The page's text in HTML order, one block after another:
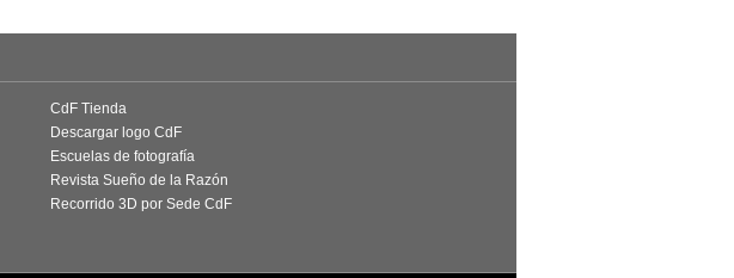
CdF Tienda
Descargar logo CdF
Escuelas de fotografía
Revista Sueño de la Razón
Recorrido 3D por Sede CdF